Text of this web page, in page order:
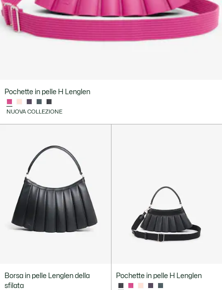
Pochette in pelle H Lenglen
NUOVA COLLEZIONE
Borsa in pelle Lenglen della
sfilata
Pochette in pelle H Lenglen